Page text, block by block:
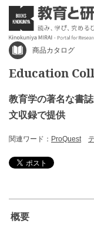
商品カタログ
Education
教育学の著名な書
文収録で提供
関連ワード： ProQuest
概要